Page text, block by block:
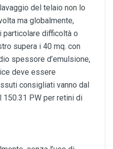
del telaio non lo
ma globalmente,
particolare difficoltà o
supera i 40 mq. con
spessore d’emulsione,
deve essere
consigliati vanno dal
150.31 PW per retini di